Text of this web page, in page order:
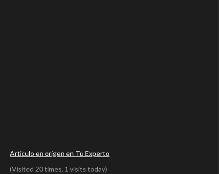
Articulo en origen en Tu Experto
(Visited 20 times, 1 visits today)